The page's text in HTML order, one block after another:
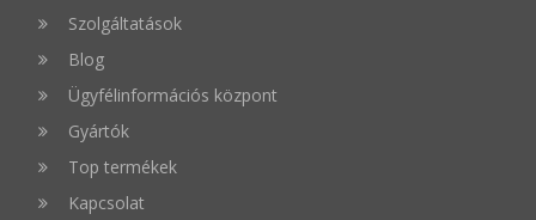
Szolgáltatások
Blog
Ügyfélinformációs központ
Gyártók
Top termékek
Kapcsolat